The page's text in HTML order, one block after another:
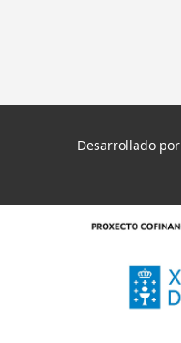
Desarrollado por